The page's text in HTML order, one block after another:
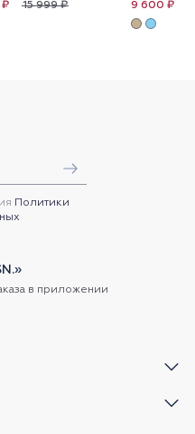
15 999 ₽
₽ 9 600 ₽
Политики
в приложении